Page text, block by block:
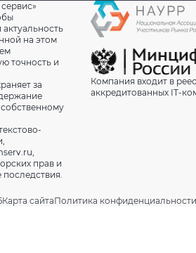
актуальность
на этом
точность и
за
прав и
последствия.
Компания входит в
аккредитованных IT-
Карта сайтаПолитика конфиденциальности